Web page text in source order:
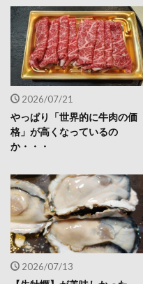
2026/07/21
やっぱり「世界的に牛肉の価
格」が高くなっているの
か・・・
2026/07/13